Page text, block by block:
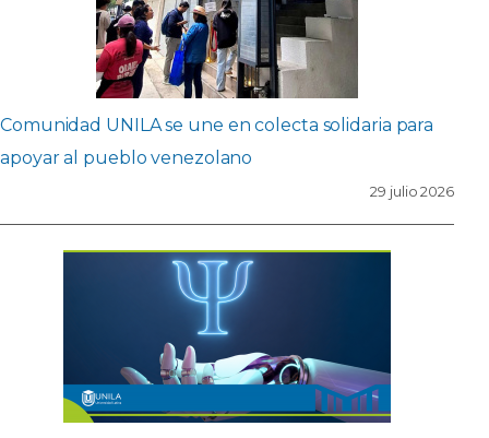
Comunidad UNILA se une en colecta solidaria para
apoyar al pueblo venezolano
29 julio 2026